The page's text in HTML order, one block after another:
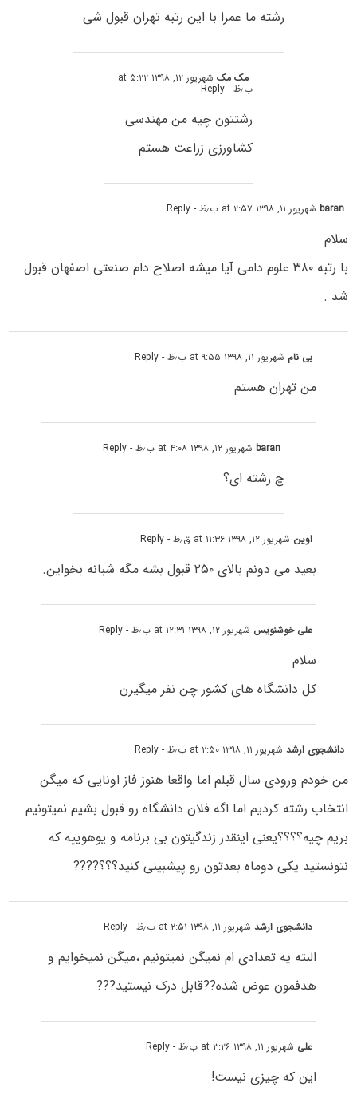
رشته ما عمرا با این رتبه تهران قبول شی
مک مک شهریور ۱۲, ۱۳۹۸ at ۵:۲۲
ب٫ظ - Reply
رشتتون چیه من مهندسی
کشاورزی زراعت هستم
baranشهریور ۱۱, ۱۳۹۸ at ۲:۵۷ ب٫ظ - Reply
سلام
با رتبه ۳۸۰ علوم دامی آیا میشه اصلاح دام صنعتی اصفهان قبول
شد .
بی نام شهریور ۱۱, ۱۳۹۸ at ۹:۵۵ ب٫ظ - Reply
من تهران هستم
baranشهریور ۱۲, ۱۳۹۸ at ۴:۰۸ ب٫ظ - Reply
چ رشته ای؟
اوین شهریور ۱۲, ۱۳۹۸ at ۱۱:۳۶ ق٫ظ - Reply
بعید می دونم بالای ۲۵۰ قبول بشه مگه شبانه بخواین.
علی خوشنویس شهریور ۱۲, ۱۳۹۸ at ۱۲:۳۱ ب٫ظ - Reply
سلام
کل دانشگاه های کشور چن نفر میگیرن
دانشجوی ارشدشهریور ۱۱, ۱۳۹۸ at ۲:۵۰ ب٫ظ - Reply
من خودم ورودی سال قبلم اما واقعا هنوز فاز اونایی که میگن
انتخاب رشته کردیم اما اگه فلان دانشگاه رو قبول بشیم نمیتونیم
بریم چیه؟؟؟؟یعنی اینقدر زندگیتون بی برنامه و یوهوییه که
نتونستید یکی دوماه بعدتون رو پیشبینی کنید؟؟؟????
دانشجوی ارشدشهریور ۱۱, ۱۳۹۸ at ۲:۵۱ ب٫ظ - Reply
البته یه تعدادی ام نمیگن نمیتونیم ،میگن نمیخوایم و
هدفمون عوض شده??قابل درک نیستید???
علی شهریور ۱۱, ۱۳۹۸ at ۳:۲۶ ب٫ظ - Reply
این که چیزی نیست!